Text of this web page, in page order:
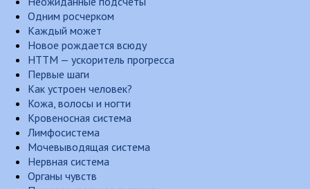
Одним росчерком
Каждый может
Новое рождается всюду
НТТМ — ускоритель прогресса
Первые шаги
Как устроен человек?
Кожа, волосы и ногти
Кровеносная система
Лимфосистема
Мочевыводящая система
Нервная система
Органы чувств